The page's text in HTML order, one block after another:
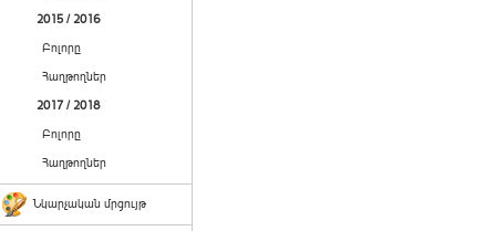
2015 / 2016
Բոլորը
Հաղթողներ
2017 / 2018
Բոլորը
Հաղթողներ
Նկարչական մրցույթ